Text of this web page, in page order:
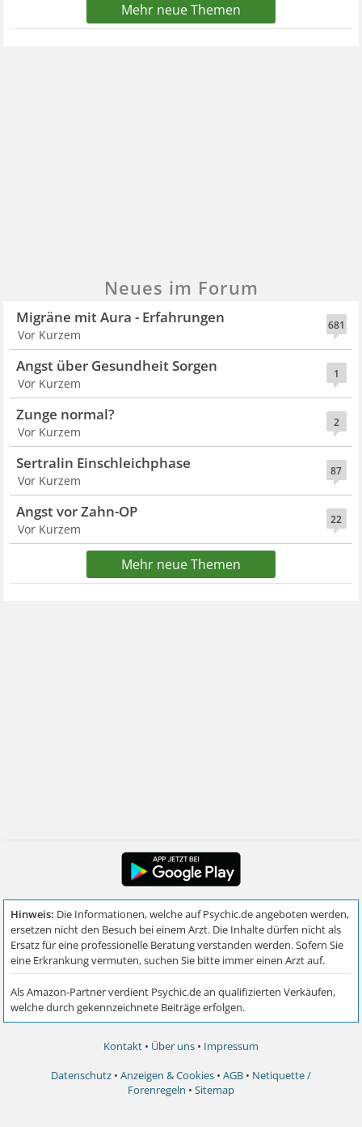
Mehr neue Themen
Neues im Forum
681
Migräne mit Aura - Erfahrungen
Vor Kurzem
1
Angst über Gesundheit Sorgen
Vor Kurzem
2
Zunge normal?
Vor Kurzem
87
Sertralin Einschleichphase
Vor Kurzem
22
Angst vor Zahn-OP
Vor Kurzem
Mehr neue Themen
Kontakt • Über uns • Impressum
Datenschutz • Anzeigen & Cookies • AGB • Netiquette /
Forenregeln • Sitemap